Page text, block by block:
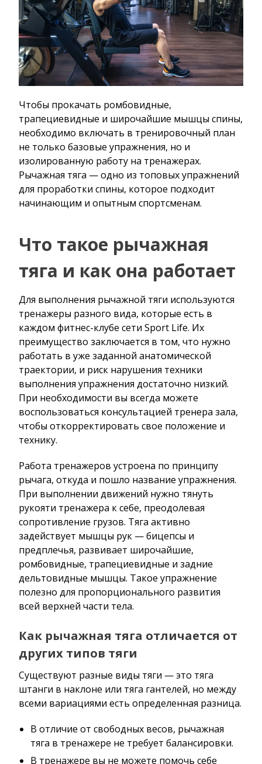
Чтобы прокачать ромбовидные,
трапециевидные и широчайшие мышцы спины,
необходимо включать в тренировочный план
не только базовые упражнения, но и
изолированную работу на тренажерах.
Рычажная тяга — одно из топовых упражнений
для проработки спины, которое подходит
начинающим и опытным спортсменам.
Что такое рычажная
тяга и как она работает
Для выполнения рычажной тяги используются
тренажеры разного вида, которые есть в
каждом фитнес-клубе сети Sport Life. Их
преимущество заключается в том, что нужно
работать в уже заданной анатомической
траектории, и риск нарушения техники
выполнения упражнения достаточно низкий.
При необходимости вы всегда можете
воспользоваться консультацией тренера зала,
чтобы откорректировать свое положение и
технику.
Работа тренажеров устроена по принципу
рычага, откуда и пошло название упражнения.
При выполнении движений нужно тянуть
рукояти тренажера к себе, преодолевая
сопротивление грузов. Тяга активно
задействует мышцы рук — бицепсы и
предплечья, развивает широчайшие,
ромбовидные, трапециевидные и задние
дельтовидные мышцы. Такое упражнение
полезно для пропорционального развития
всей верхней части тела.
Как рычажная тяга отличается от
других типов тяги
Существуют разные виды тяги — это тяга
штанги в наклоне или тяга гантелей, но между
всеми вариациями есть определенная разница.
В отличие от свободных весов, рычажная
тяга в тренажере не требует балансировки.
В тренажере вы не можете помочь себе